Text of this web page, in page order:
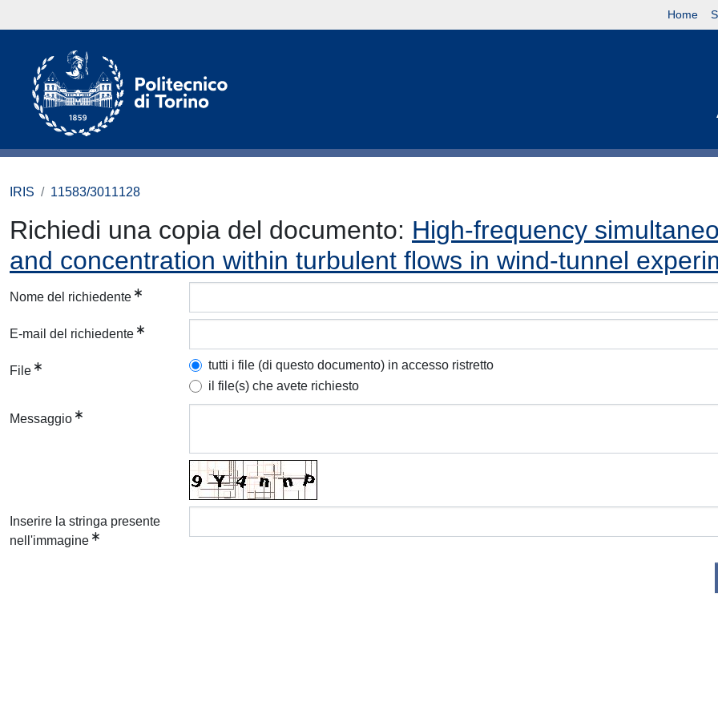
Home
IRIS 11583/3011128
Richiedi una copia del documento: High-frequency
and concentration within turbulent flows in wind-tunnel
Nome del richiedente
E-mail del richiedente
File
tutti i file (di questo documento) in accesso ristretto
il file(s) che avete richiesto
Messaggio
Inserire la stringa presente
nell'immagine